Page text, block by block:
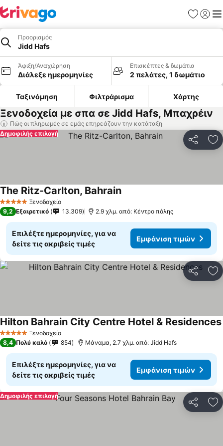
Προορισμός
Jidd Hafs
Άφιξη/Αναχώρηση
Διάλεξε ημερομηνίες
Επισκέπτες & δωμάτια
2 πελάτες, 1 δωμάτιο
Ταξινόμηση Φιλτράρισμα Χάρτης
Ξενοδοχεία με σπα σε Jidd Hafs, Μπαχρέιν
Πώς οι πληρωμές σε εμάς επηρεάζουν την κατάταξη
Δημοφιλής επιλογή
5 Αστέρια Ξενοδοχείο
The Ritz-Carlton, BahrainΕμφάνιση τιμών
9,2 Εξαιρετικό 13.309 2.9 χλμ. από: Κέντρο πόλης
Επιλέξτε ημερομηνίες, για να
δείτε τις ακριβείς τιμές
Εμφάνιση τιμών
5 Αστέρια Ξενοδοχείο
Hilton Bahrain City Centre Hotel & Residences
8,4 Πολύ καλό 854 Μάναμα, 2.7 χλμ. από: Jidd Hafs
Επιλέξτε ημερομηνίες, για να
δείτε τις ακριβείς τιμές
Εμφάνιση τιμών
Δημοφιλής επιλογή